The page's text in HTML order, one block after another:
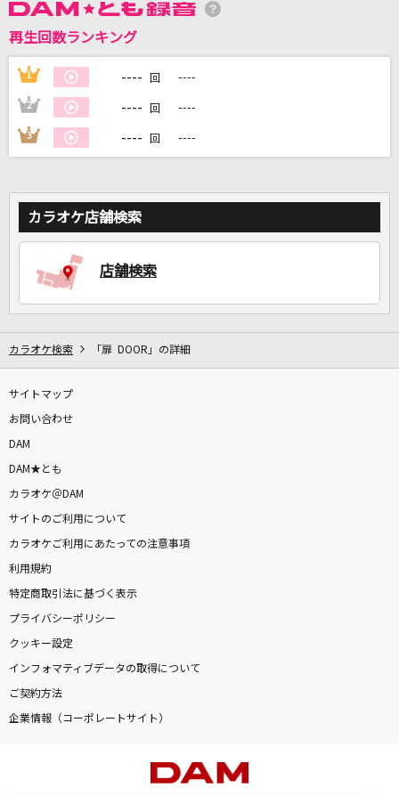
再生回数ランキング
1 ---- 回 ----
2 ---- 回 ----
3 ---- 回 ----
カラオケ店舗検索
店舗検索
カラオケ検索 「扉 DOOR」の詳細
サイトマップ
お問い合わせ
DAM
DAM★とも
カラオケ＠DAM
サイトのご利用について
カラオケご利用にあたっての注意事項
利用規約
特定商取引法に基づく表示
プライバシーポリシー
クッキー設定
インフォマティブデータの取得について
ご契約方法
企業情報（コーポレートサイト）